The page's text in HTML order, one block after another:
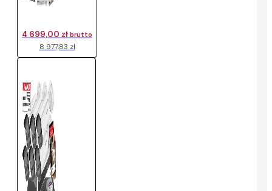
8 977,83 zł
4 699,00 zł brutto